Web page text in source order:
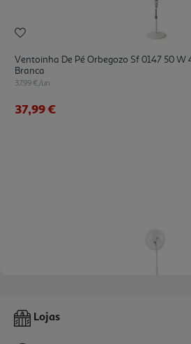
Ventoinha De Pé Orbegozo Sf 0147 50 W
Branca
37.99 €/un
37,99 €
Ventoinha De Pé Qilive Q.6754 35cm 40w
Lojas